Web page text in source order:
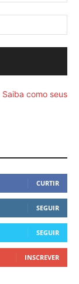
Saiba como seus
CURTIR
SEGUIR
SEGUIR
INSCREVER